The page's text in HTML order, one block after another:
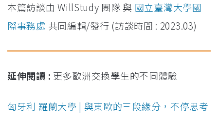
本篇訪談由 WillStudy 團隊 與 國立臺灣大學國
際事務處 共同編輯/發行 (訪談時間 : 2023.03)
延伸閱讀 : 更多歐洲交換學生的不同體驗
匈牙利 羅蘭大學 | 與東歐的三段緣分，不停思考